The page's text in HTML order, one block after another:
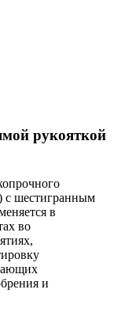
рукояткой
с шестигранным
в
во
и